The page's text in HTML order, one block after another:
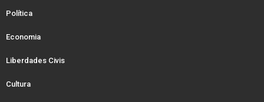
Política
Economia
Liberdades Civis
Cultura